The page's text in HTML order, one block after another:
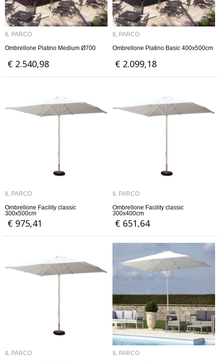
IL PARCO
Ombrellone Platino Medium Ø700
€ 2.540,98
IL PARCO
Ombrellone Platino Basic 400x500cm
€ 2.099,18
IL PARCO
Ombrellone Facility classic
300x500cm
€ 975,41
IL PARCO
Ombrellone Facility classic
300x400cm
€ 651,64
IL PARCO
IL PARCO